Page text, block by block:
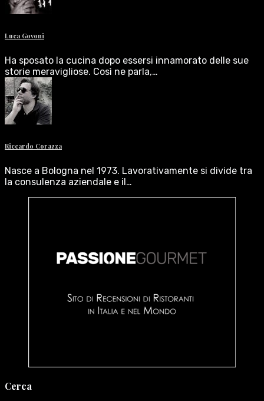
Luca Govoni
Ha sposato la cucina dopo essersi innamorato delle sue
storie meravigliose. Così ne parla,…
Riccardo Corazza
Nasce a Bologna nel 1973. Lavorativamente si divide tra
la consulenza aziendale e il…
Cerca